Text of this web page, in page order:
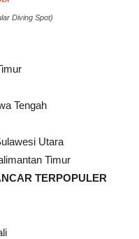
Diving Spot)
Tengah
Utara
Timur
TERPOPULER